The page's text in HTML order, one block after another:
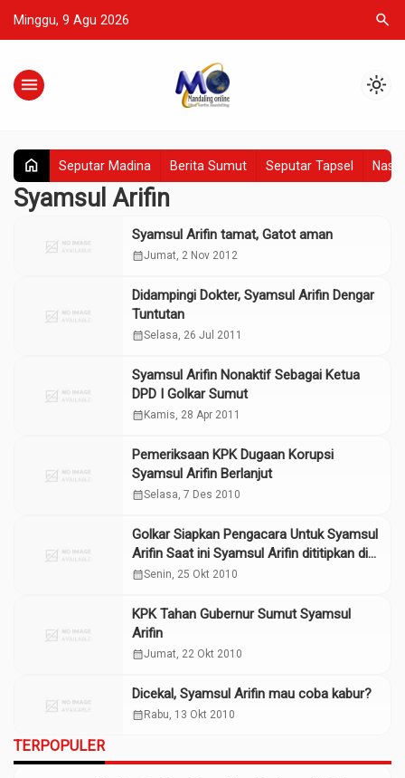
Minggu, 9 Agu 2026 search
menu light_mode
home Seputar Madina Berita Sumut Seputar Tapsel
Syamsul Arifin
Syamsul Arifin tamat, Gatot aman
calendar_monthJumat, 2 Nov 2012
Didampingi Dokter, Syamsul Arifin Dengar
Tuntutan
calendar_monthSelasa, 26 Jul 2011
Syamsul Arifin Nonaktif Sebagai Ketua
DPD I Golkar Sumut
calendar_month Kamis, 28 Apr 2011
Pemeriksaan KPK Dugaan Korupsi
Syamsul Arifin Berlanjut
calendar_monthSelasa, 7 Des 2010
Golkar Siapkan Pengacara Untuk Syamsul
Arifin Saat ini Syamsul Arifin dititipkan di
Rutan Salemba selama 20 hari.
calendar_monthSenin, 25 Okt 2010
KPK Tahan Gubernur Sumut Syamsul
Arifin
calendar_monthJumat, 22 Okt 2010
Dicekal, Syamsul Arifin mau coba kabur?
calendar_month Rabu, 13 Okt 2010
TERPOPULER